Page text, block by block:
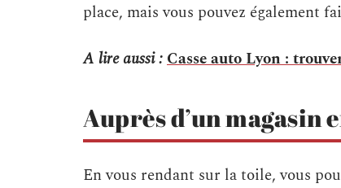
place, mais vous pouvez également
A lire aussi :Casse auto Lyon :
Auprès d’un magasin
En vous rendant sur la toile, vous